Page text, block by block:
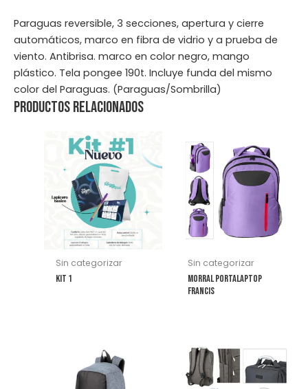
Paraguas reversible, 3 secciones, apertura y cierre
automáticos, marco en fibra de vidrio y a prueba de
viento. Antibrisa. marco en color negro, mango
plástico. Tela pongee 190t. Incluye funda del mismo
color del Paraguas. (Paraguas/Sombrilla)
Productos relacionados
Sin categorizar
KIT 1
Sin categorizar
Morral Portalaptop
Francis
producto
tiene
múltiples
variantes.
Las
opciones
pueden
elegir
de
producto
producto
tiene
Este
producto
tiene